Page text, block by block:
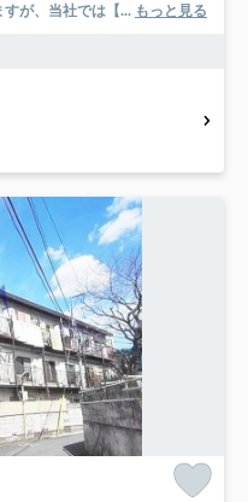
が、当社では【... もっと見る